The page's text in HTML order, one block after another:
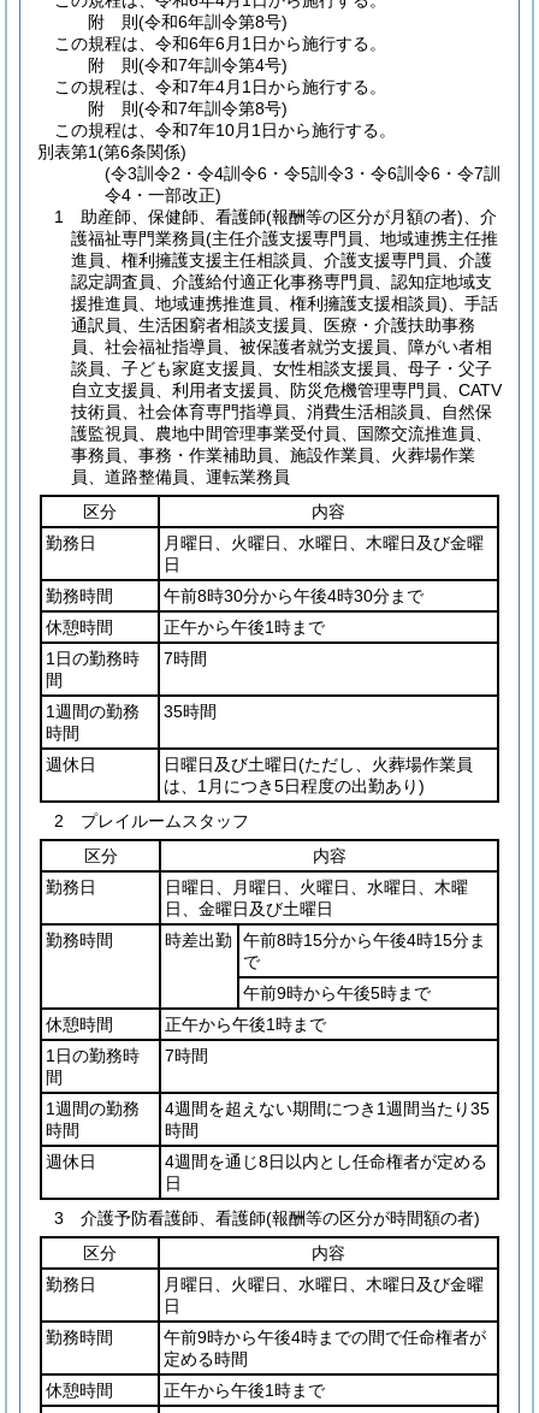
附 則(令和6年訓令第8号)
この規程は、令和6年6月1日から施行する。
附 則(令和7年訓令第4号)
この規程は、令和7年4月1日から施行する。
附 則(令和7年訓令第8号)
この規程は、令和7年10月1日から施行する。
別表第1(第6条関係)
(令3訓令2・令4訓令6・令5訓令3・令6訓令6・令7訓
令4・一部改正)
1 助産師、保健師、看護師(報酬等の区分が月額の者)、介
護福祉専門業務員(主任介護支援専門員、地域連携主任推
進員、権利擁護支援主任相談員、介護支援専門員、介護
認定調査員、介護給付適正化事務専門員、認知症地域支
援推進員、地域連携推進員、権利擁護支援相談員)、手話
通訳員、生活困窮者相談支援員、医療・介護扶助事務
員、社会福祉指導員、被保護者就労支援員、障がい者相
談員、子ども家庭支援員、女性相談支援員、母子・父子
自立支援員、利用者支援員、防災危機管理専門員、CATV
技術員、社会体育専門指導員、消費生活相談員、自然保
護監視員、農地中間管理事業受付員、国際交流推進員、
事務員、事務・作業補助員、施設作業員、火葬場作業
員、道路整備員、運転業務員
区分
内容
勤務日
月曜日、火曜日、水曜日、木曜日及び金曜
日
勤務時間
午前8時30分から午後4時30分まで
休憩時間
正午から午後1時まで
1日の勤務時
間
7時間
1週間の勤務
時間
35時間
週休日 日曜日及び土曜日(ただし、火葬場作業員
は、1月につき5日程度の出勤あり)
2 プレイルームスタッフ
区分
内容
勤務日
日曜日、月曜日、火曜日、水曜日、木曜
日、金曜日及び土曜日
勤務時間
時差出勤
午前8時15分から午後4時15分ま
で
午前9時から午後5時まで
休憩時間
正午から午後1時まで
1日の勤務時
間
7時間
1週間の勤務
時間
4週間を超えない期間につき1週間当たり35
時間
週休日
4週間を通じ8日以内とし任命権者が定める
日
3 介護予防看護師、看護師(報酬等の区分が時間額の者)
区分
内容
勤務日
月曜日、火曜日、水曜日、木曜日及び金曜
日
勤務時間
午前9時から午後4時までの間で任命権者が
定める時間
休憩時間
正午から午後1時まで